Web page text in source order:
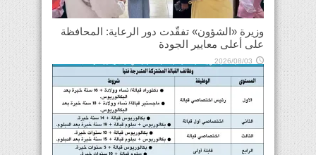
وزيرة «الشؤون» تفقّدت دور الرعاية: المحافظة
على أعلى معايير الجودة
2026/08/03